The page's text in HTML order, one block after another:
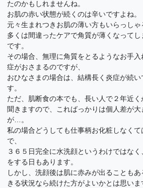
たのかもしれませんね。
お肌の赤い状態が続くのは辛いですよね。
元々生まれつきお肌の薄い方もいらっしゃ
多くは間違ったケアで角質が薄くなって
です。
その場合、無理に角質をとるようなお手
症がおさまるのですが、
おひなさまの場合は、結構長く炎症が続
す。
ただ、肌断食の本でも、長い人で２年近
聞きますので、こればっかりは個人差が
が…。
私の場合どうしても仕事柄お化粧しなく
で、
３６５日完全に水洗顔というわけではな
をする日もあります。
しかし、洗顔後は肌に赤みが出ることも
きる状況なら続けた方がよいかとは思いま